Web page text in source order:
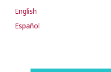
English
Español